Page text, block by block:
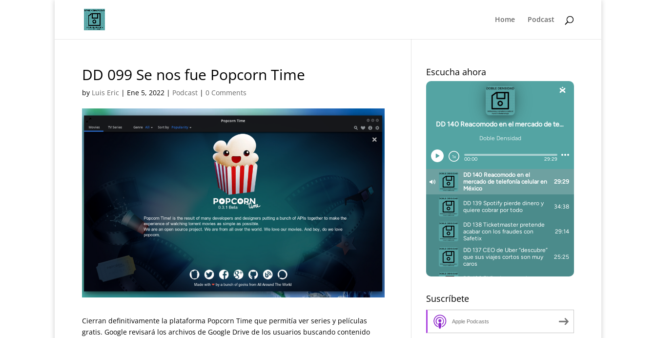
Home Podcast
DD 099 Se nos fue Popcorn Time
by Luis Eric | Ene 5, 2022 | Podcast | 0 Comments
Cierran definitivamente la plataforma Popcorn Time que permitía ver series y películas
gratis. Google revisará los archivos de Google Drive de los usuarios buscando contenido
Escucha ahora
Suscríbete
Apple Podcasts